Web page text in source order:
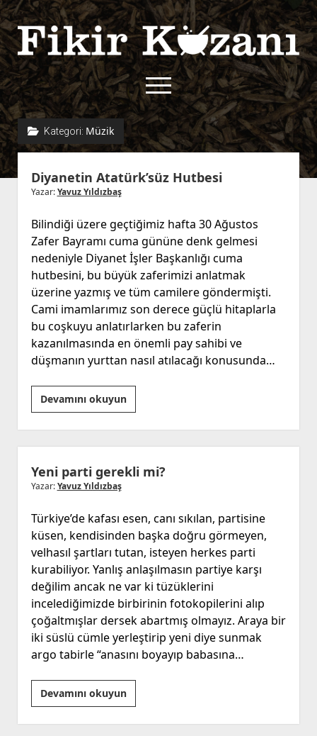
Fikir
Kazanı
menüyü
aç
twitterfacebook
rss
menüyü
Kullanım Koşulları
Çerez Politikası
İletişim
Kurallar
Kategori: Müzik
Diyanetin Atatürk’süz Hutbesi
Yazar:Yavuz Yıldızbaş
Bilindiği üzere geçtiğimiz hafta 30 Ağustos
Zafer Bayramı cuma gününe denk gelmesi
nedeniyle Diyanet İşler Başkanlığı cuma
hutbesini, bu büyük zaferimizi anlatmak
üzerine yazmış ve tüm camilere göndermişti.
Cami imamlarımız son derece güçlü hitaplarla
bu coşkuyu anlatırlarken bu zaferin
kazanılmasında en önemli pay sahibi ve
düşmanın yurttan nasıl atılacağı konusunda…
Devamını okuyunDiyanetin
Atatürk’süz
Hutbesi
Yeni parti gerekli mi?
Yazar:Yavuz Yıldızbaş
Türkiye’de kafası esen, canı sıkılan, partisine
küsen, kendisinden başka doğru görmeyen,
velhasıl şartları tutan, isteyen herkes parti
kurabiliyor. Yanlış anlaşılmasın partiye karşı
değilim ancak ne var ki tüzüklerini
incelediğimizde birbirinin fotokopilerini alıp
çoğaltmışlar dersek abartmış olmayız. Araya bir
iki süslü cümle yerleştirip yeni diye sunmak
argo tabirle “anasını boyayıp babasına…
Devamını okuyunYeni
parti
gerekli